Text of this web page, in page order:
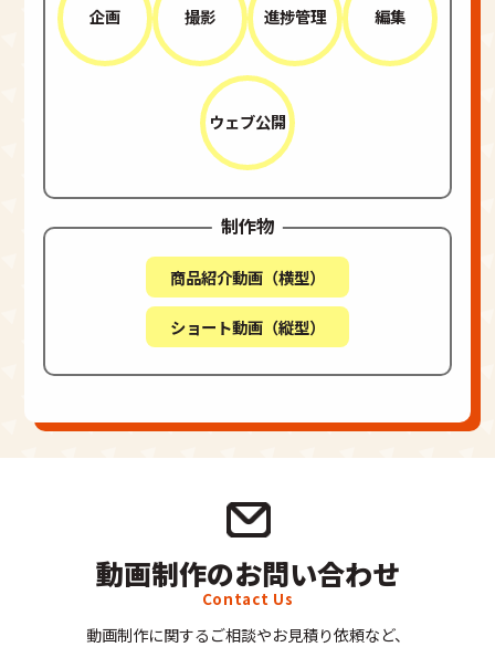
企画 撮影 進捗管理 編集
ウェブ公開
制作物
商品紹介動画（横型）
ショート動画（縦型）
動画制作のお問い合わせ
Contact Us
動画制作に関するご相談やお見積り依頼など、